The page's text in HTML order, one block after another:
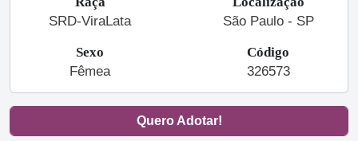
SRD-ViraLata
São Paulo - SP
Sexo
Fêmea
Código
326573
Quero Adotar!